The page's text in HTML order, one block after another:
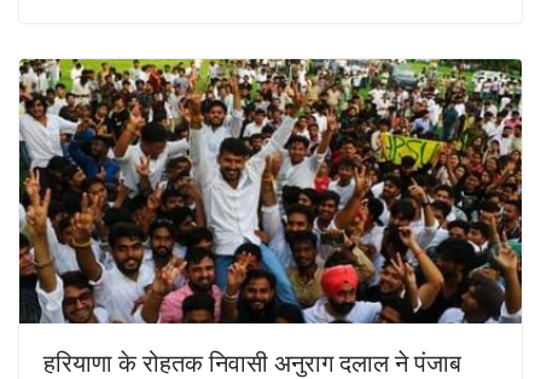
हरियाणा के रोहतक निवासी अनुराग दलाल ने पंजाब